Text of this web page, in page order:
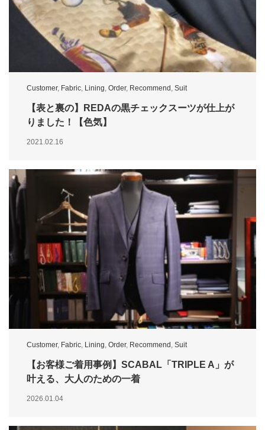
Customer, Fabric, Lining, Order, Recommend, Suit
【表と裏の】REDAの黒チェックスーツが仕上が
りました！【色気】
2021.02.16
Customer, Fabric Lining Order, Recommend Suit
【お客様ご着用事例】SCABAL「TRIPLE A」が
叶える、大人のための一着
2026.01.04